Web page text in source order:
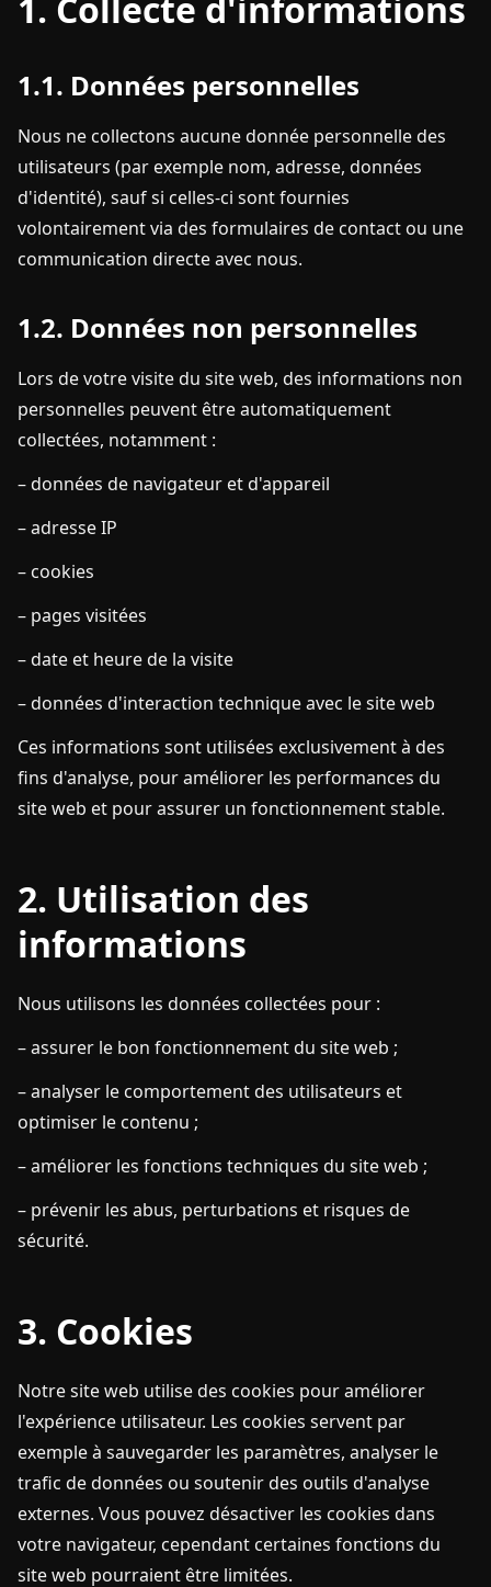
1. Collecte d'informations
1.1. Données personnelles
Nous ne collectons aucune donnée personnelle des
utilisateurs (par exemple nom, adresse, données
d'identité), sauf si celles-ci sont fournies
volontairement via des formulaires de contact ou une
communication directe avec nous.
1.2. Données non personnelles
Lors de votre visite du site web, des informations non
personnelles peuvent être automatiquement
collectées, notamment :
– données de navigateur et d'appareil
– adresse IP
– cookies
– pages visitées
– date et heure de la visite
– données d'interaction technique avec le site web
Ces informations sont utilisées exclusivement à des
fins d'analyse, pour améliorer les performances du
site web et pour assurer un fonctionnement stable.
2. Utilisation des
informations
Nous utilisons les données collectées pour :
– assurer le bon fonctionnement du site web ;
– analyser le comportement des utilisateurs et
optimiser le contenu ;
– améliorer les fonctions techniques du site web ;
– prévenir les abus, perturbations et risques de
sécurité.
3. Cookies
Notre site web utilise des cookies pour améliorer
l'expérience utilisateur. Les cookies servent par
exemple à sauvegarder les paramètres, analyser le
trafic de données ou soutenir des outils d'analyse
externes. Vous pouvez désactiver les cookies dans
votre navigateur, cependant certaines fonctions du
site web pourraient être limitées.